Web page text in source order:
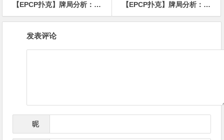
【EPCP扑克】牌局分析：一个重大的sizing tell
【EPCP扑克】牌局分析：3BP，没位置，深后手，QQ怎么玩
发表评论
昵